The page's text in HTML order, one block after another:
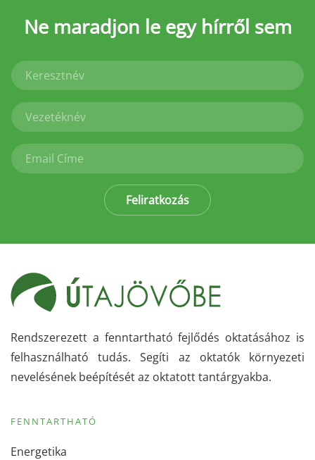
Ne maradjon le egy hírről sem
Feliratkozás
Rendszerezett a fenntartható fejlődés oktatásához is
felhasználható tudás. Segíti az oktatók környezeti
nevelésének beépítését az oktatott tantárgyakba.
FENNTARTHATÓ
Energetika